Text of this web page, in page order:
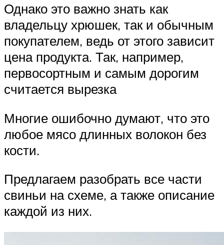
Однако это важно знать как
владельцу хрюшек, так и обычным
покупателем, ведь от этого зависит
цена продукта. Так, например,
первосортным и самым дорогим
считается вырезка
Многие ошибочно думают, что это
любое мясо длинных волокон без
кости.
Предлагаем разобрать все части
свиньи на схеме, а также описание
каждой из них.